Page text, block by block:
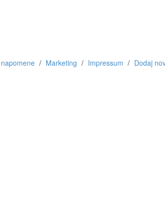
Marketing Impressum Dodaj